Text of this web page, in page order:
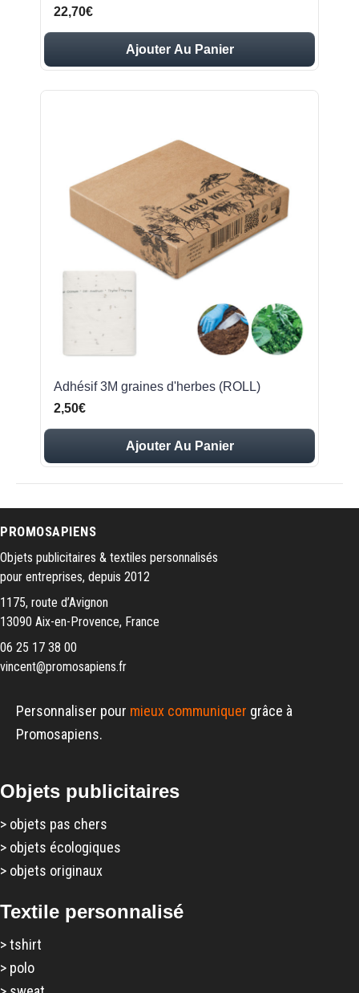
22,70€
Ajouter Au Panier
Adhésif 3M graines d'herbes (ROLL)
2,50€
Ajouter Au Panier
PROMOSAPIENS
Objets publicitaires & textiles personnalisés
pour entreprises, depuis 2012
1175, route d’Avignon
13090 Aix-en-Provence, France
06 25 17 38 00
vincent@promosapiens.fr
Personnaliser pour mieux communiquer grâce à
Promosapiens.
Objets publicitaires
> objets pas chers
> objets écologiques
> objets originaux
Textile personnalisé
>tshirt
> polo